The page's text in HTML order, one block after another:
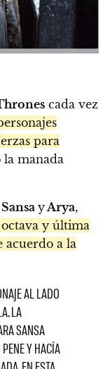
cada vez
para
la manada
y Arya,
y última
acuerdo a la
AL LADO
LA
SANSA
Y HACÍA